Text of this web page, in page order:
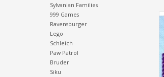
Sylvanian Families
999 Games
Ravensburger
Lego
Schleich
Paw Patrol
Bruder
Siku